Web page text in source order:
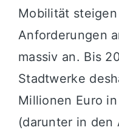
Mobilität
Anforderungen
massiv an. Bis
Stadtwerke
Millionen Euro
(darunter in den